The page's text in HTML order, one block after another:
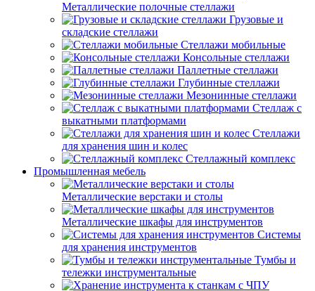
Металлические полочные стеллажи
Грузовые и
складские стеллажи
Стеллажи мобильные
Консольные стеллажи
Паллетные стеллажи
Глубинные стеллажи
Мезонинные стеллажи
Стеллаж с
выкатными платформами
Стеллажи
для хранения шин и колес
Стеллажный комплекс
Промышленная мебель
Металлические верстаки и столы
Металлические шкафы для инструментов
Системы
для хранения инструментов
Тумбы и
тележки инструментальные